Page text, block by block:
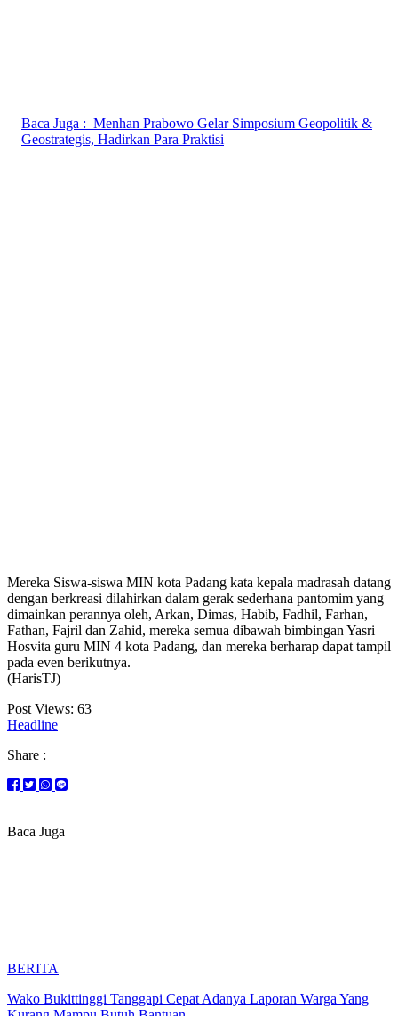
Baca Juga : Menhan Prabowo Gelar Simposium Geopolitik &
Geostrategis, Hadirkan Para Praktisi
Mereka Siswa-siswa MIN kota Padang kata kepala madrasah datang
dengan berkreasi dilahirkan dalam gerak sederhana pantomim yang
dimainkan perannya oleh, Arkan, Dimas, Habib, Fadhil, Farhan,
Fathan, Fajril dan Zahid, mereka semua dibawah bimbingan Yasri
Hosvita guru MIN 4 kota Padang, dan mereka berharap dapat tampil
pada even berikutnya.
(HarisTJ)
Post Views: 63
Headline
Share :
Baca Juga
BERITA
Wako Bukittinggi Tanggapi Cepat Adanya Laporan Warga Yang